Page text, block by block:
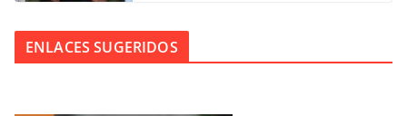
ENLACES SUGERIDOS